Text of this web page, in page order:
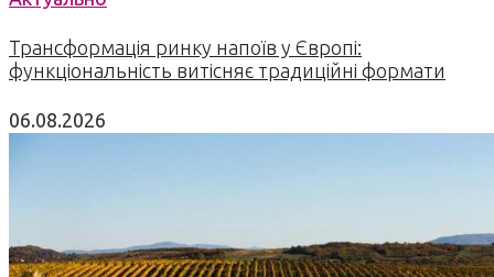
Трансформація ринку напоїв у Європі:
функціональність витісняє традиційні формати
06.08.2026